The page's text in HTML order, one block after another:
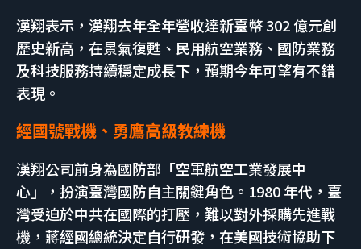
漢翔表示，漢翔去年全年營收達新臺幣 302 億元創
歷史新高，在景氣復甦、民用航空業務、國防業務
及科技服務持續穩定成長下，預期今年可望有不錯
表現。
經國號戰機、勇鷹高級教練機
漢翔公司前身為國防部「空軍航空工業發展中
心」，扮演臺灣國防自主關鍵角色。1980 年代，臺
灣受迫於中共在國際的打壓，難以對外採購先進戰
機，蔣經國總統決定自行研發，在美國技術協助下